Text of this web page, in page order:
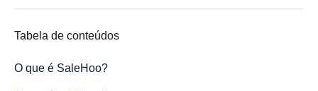
Tabela de conteúdos
O que é SaleHoo?